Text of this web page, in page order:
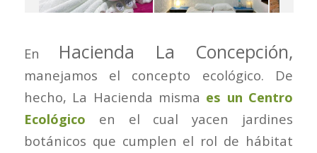
En Hacienda La Concepción,
manejamos el concepto ecológico. De
hecho, La Hacienda misma es un Centro
Ecológico en el cual yacen jardines
botánicos que cumplen el rol de hábitat